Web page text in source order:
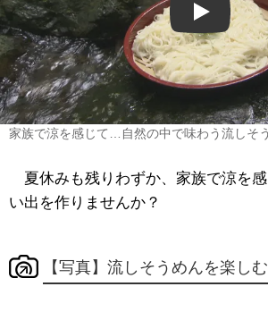
Play
家族で涼を感じて…自然の中で味わう流し
夏休みも残りわずか、家族で涼を
い出を作りませんか？
【写真】流しそうめんを楽し